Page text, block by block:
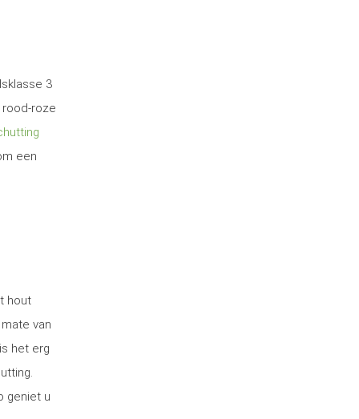
3
roze
een
hout
van
het erg
geniet u